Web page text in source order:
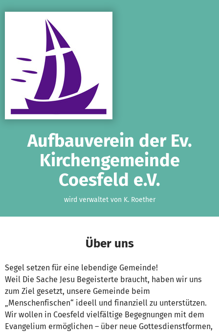
Aufbauverein der Ev.
Kirchengemeinde
Coesfeld e.V.
wird verwaltet von K. Roether
Über uns
Segel setzen für eine lebendige Gemeinde!
Weil Die Sache Jesu Begeisterte braucht, haben wir uns
zum Ziel gesetzt, unsere Gemeinde beim
„Menschenfischen“ ideell und finanziell zu unterstützen.
Wir wollen in Coesfeld vielfältige Begegnungen mit dem
Evangelium ermöglichen – über neue Gottesdienstformen,